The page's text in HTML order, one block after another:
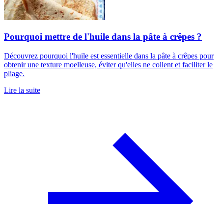
Pourquoi mettre de l'huile dans la pâte à crêpes ?
Découvrez pourquoi l'huile est essentielle dans la pâte à crêpes pour
obtenir une texture moelleuse, éviter qu'elles ne collent et faciliter le
pliage.
Lire la suite